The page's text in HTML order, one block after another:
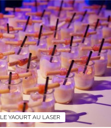
LE YAOURT AU LASER